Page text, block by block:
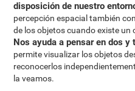
disposición de nuestro
percepción espacial también
de los objetos cuando existe un
Nos ayuda a pensar en dos
permite visualizar los objetos
reconocerlos
la veamos.